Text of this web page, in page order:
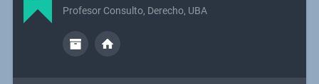
Profesor Consulto, Derecho, UBA